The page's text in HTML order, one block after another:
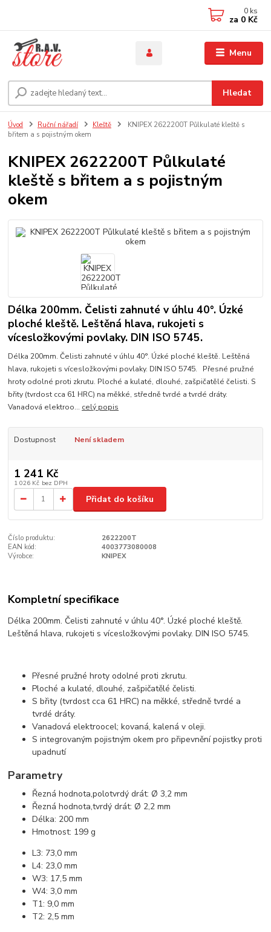
Menu
Hledat
0 ks
za 0 Kč
Úvod Ruční nářadí Kleště
KNIPEX 2622200T Půlkulaté kleště s
břitem a s pojistným okem
KNIPEX 2622200T Půlkulaté
kleště s břitem a s pojistným
okem
Délka 200mm. Čelisti zahnuté v úhlu 40°. Úzké
ploché kleště. Leštěná hlava, rukojeti s
vícesložkovými povlaky. DIN ISO 5745.
Délka 200mm. Čelisti zahnuté v úhlu 40°. Úzké ploché kleště. Leštěná
hlava, rukojeti s vícesložkovými povlaky. DIN ISO 5745. Přesné pružné
hroty odolné proti zkrutu. Ploché a kulaté, dlouhé, zašpičatělé čelisti. S
břity (tvrdost cca 61 HRC) na měkké, středně tvrdé a tvrdé dráty.
Vanadová elektroo... celý popis
Dostupnost Není skladem
1 241 Kč
1 026 Kč bez DPH
Přidat do košíku
Číslo produktu:
2622200T
EAN kód:
4003773080008
Výrobce:
KNIPEX
Kompletní specifikace
Délka 200mm. Čelisti zahnuté v úhlu 40°. Úzké ploché kleště.
Leštěná hlava, rukojeti s vícesložkovými povlaky. DIN ISO 5745.
Přesné pružné hroty odolné proti zkrutu.
Ploché a kulaté, dlouhé, zašpičatělé čelisti.
S břity (tvrdost cca 61 HRC) na měkké, středně tvrdé a
tvrdé dráty.
Vanadová elektroocel; kovaná, kalená v oleji.
S integrovaným pojistným okem pro připevnění pojistky proti
upadnutí
Parametry
Řezná hodnota,polotvrdý drát: Ø 3,2 mm
Řezná hodnota,tvrdý drát: Ø 2,2 mm
Délka: 200 mm
Hmotnost: 199 g
L3: 73,0 mm
L4: 23,0 mm
W3: 17,5 mm
W4: 3,0 mm
T1: 9,0 mm
T2: 2,5 mm